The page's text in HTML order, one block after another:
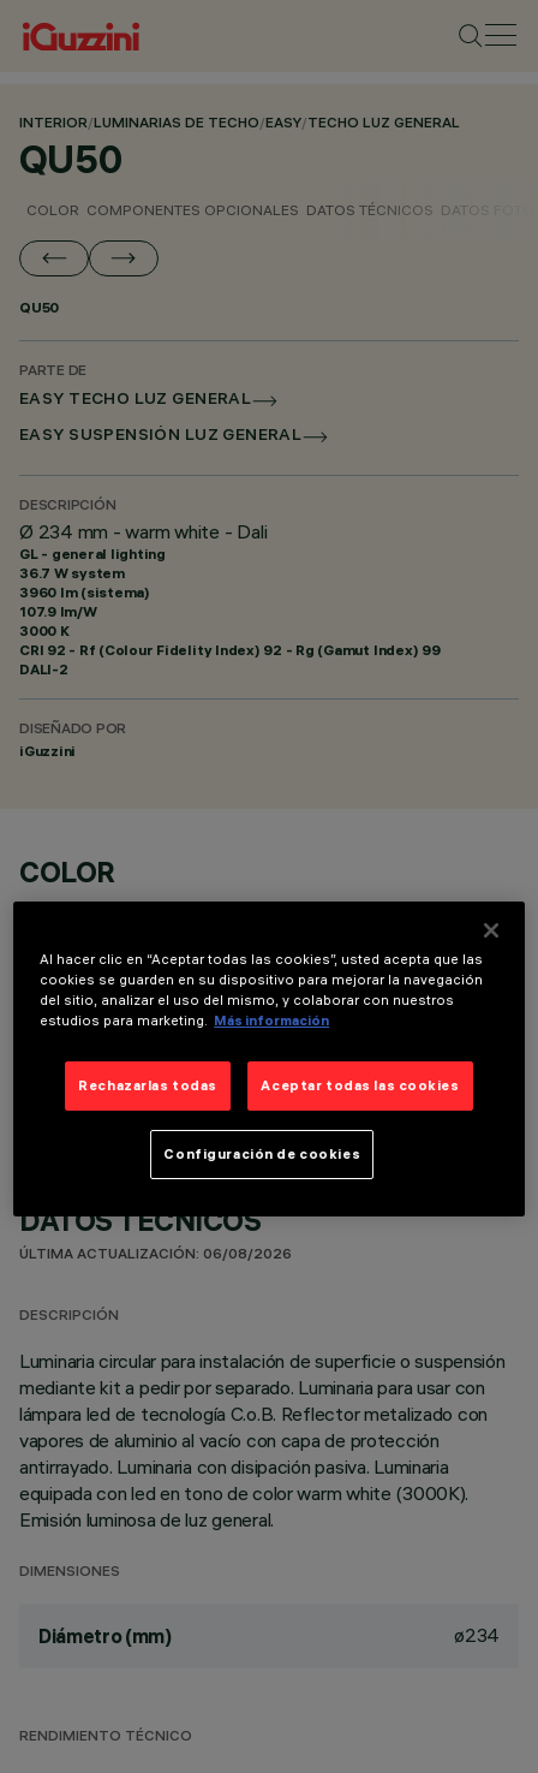
INTERIOR/LUMINARIAS DE TECHO/EASY/TECHO LUZ GENERAL
QU50
COLOR COMPONENTES OPCIONALES DATOS TÉCNICOS DATOS
QU50
PARTE DE
EASY TECHO LUZ GENERAL
EASY SUSPENSIÓN LUZ GENERAL
DESCRIPCIÓN
Ø 234 mm - warm white - Dali
GL - general lighting
36.7 W system
3960 lm (sistema)
107.9 lm/W
3000 K
CRI 92 - Rf (Colour Fidelity Index) 92 - Rg (Gamut Index) 99
DALI-2
DISEÑADO POR
iGuzzini
COLOR
DATOS TÉCNICOS
ÚLTIMA ACTUALIZACIÓN: 06/08/2026
DESCRIPCIÓN
Luminaria circular para instalación de superficie o suspensión
mediante kit a pedir por separado. Luminaria para usar con
lámpara led de tecnología C.o.B. Reflector metalizado con
vapores de aluminio al vacío con capa de protección
antirrayado. Luminaria con disipación pasiva. Luminaria
equipada con led en tono de color warm white (3000K).
Emisión luminosa de luz general.
DIMENSIONES
Diámetro (mm) ø234
RENDIMIENTO TÉCNICO
Al hacer clic en “Aceptar todas las cookies”, usted acepta que las
cookies se guarden en su dispositivo para mejorar la navegación
del sitio, analizar el uso del mismo, y colaborar con nuestros
estudios para marketing. Más información
Rechazarlas todas Aceptar todas las cookies
Configuración de cookies